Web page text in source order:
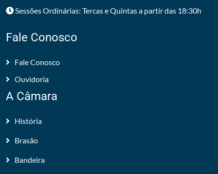
Sessões Ordinárias: Tercas e Quintas a partir das 18:30h
Fale Conosco
Fale Conosco
Ouvidoria
A Câmara
História
Brasão
Bandeira